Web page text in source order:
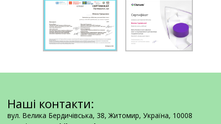
Наші контакти:
вул. Велика Бердичівська, 38, Житомир, Україна, 10008